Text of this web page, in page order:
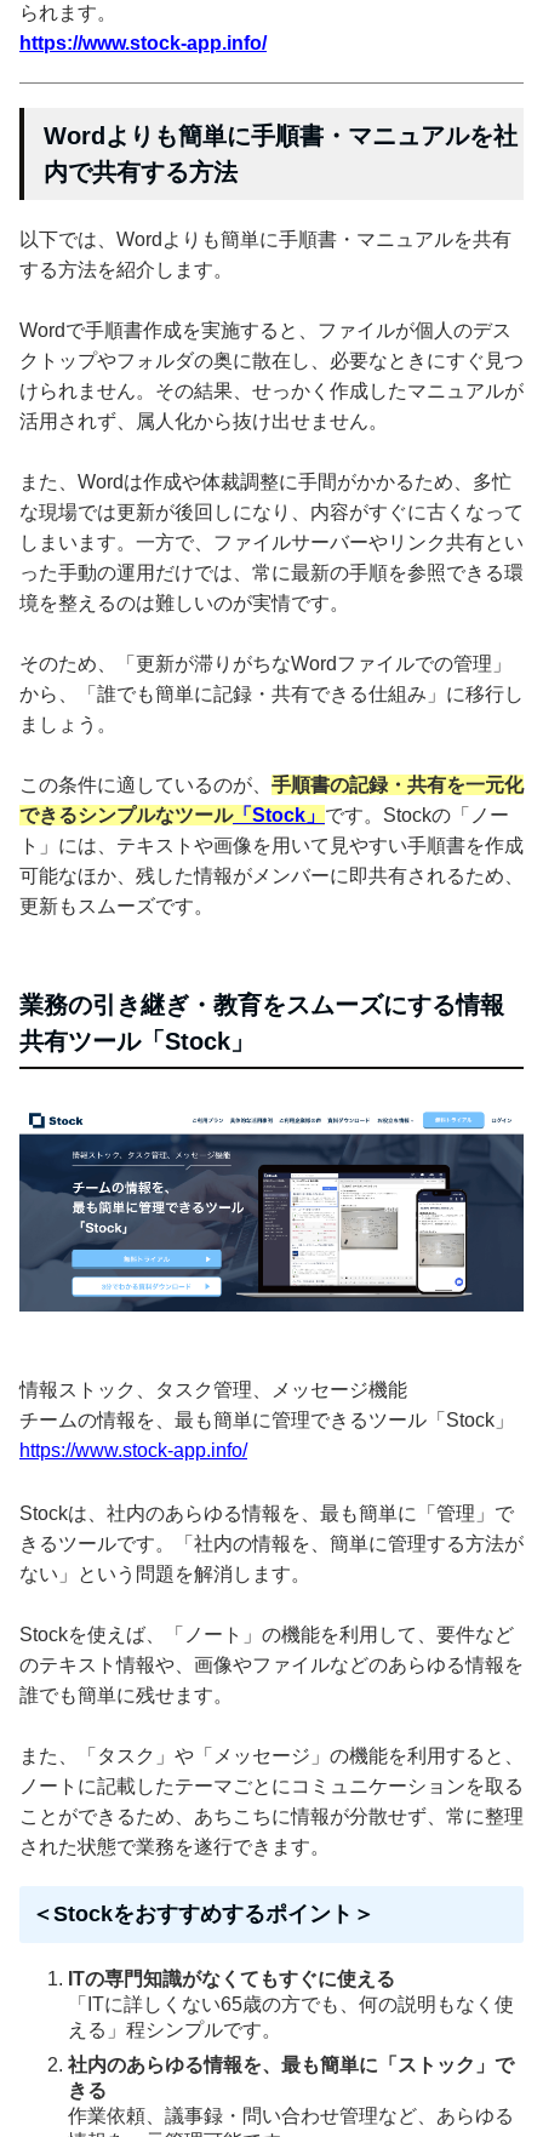
られます。
https://www.stock-app.info/
Wordよりも簡単に手順書・マニュアルを社
内で共有する方法
以下では、Wordよりも簡単に手順書・マニュアルを共有
する方法を紹介します。
Wordで手順書作成を実施すると、ファイルが個人のデス
クトップやフォルダの奥に散在し、必要なときにすぐ見つ
けられません。その結果、せっかく作成したマニュアルが
活用されず、属人化から抜け出せません。
また、Wordは作成や体裁調整に手間がかかるため、多忙
な現場では更新が後回しになり、内容がすぐに古くなって
しまいます。一方で、ファイルサーバーやリンク共有とい
った手動の運用だけでは、常に最新の手順を参照できる環
境を整えるのは難しいのが実情です。
そのため、「更新が滞りがちなWordファイルでの管理」
から、「誰でも簡単に記録・共有できる仕組み」に移行し
ましょう。
この条件に適しているのが、 手順書の記録・共有を一元化
できるシンプルなツール「Stock」 です。Stockの「ノー
ト」には、テキストや画像を用いて見やすい手順書を作成
可能なほか、残した情報がメンバーに即共有されるため、
更新もスムーズです。
業務の引き継ぎ・教育をスムーズにする情報
共有ツール「Stock」
情報ストック、タスク管理、メッセージ機能
チームの情報を、最も簡単に管理できるツール「Stock」
https://www.stock-app.info/
Stockは、社内のあらゆる情報を、最も簡単に「管理」で
きるツールです。「社内の情報を、簡単に管理する方法が
ない」という問題を解消します。
Stockを使えば、「ノート」の機能を利用して、要件など
のテキスト情報や、画像やファイルなどのあらゆる情報を
誰でも簡単に残せます。
また、「タスク」や「メッセージ」の機能を利用すると、
ノートに記載したテーマごとにコミュニケーションを取る
ことができるため、あちこちに情報が分散せず、常に整理
された状態で業務を遂行できます。
＜Stockをおすすめするポイント＞
ITの専門知識がなくてもすぐに使える
「ITに詳しくない65歳の方でも、何の説明もなく使
える」程シンプルです。
社内のあらゆる情報を、最も簡単に「ストック」で
きる
作業依頼、議事録・問い合わせ管理など、あらゆる